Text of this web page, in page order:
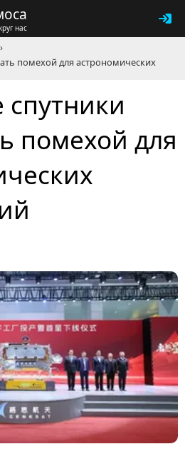
нас
›
помехой для астрономических
спутники
помехой для